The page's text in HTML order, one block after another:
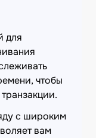
для
чтобы
с широким
вам